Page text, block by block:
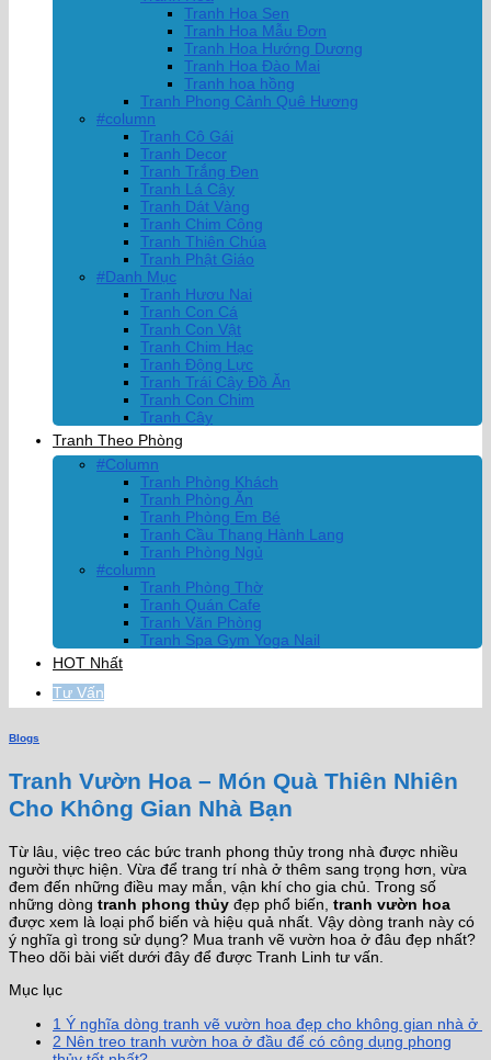
Tranh Hoa Sen
Tranh Hoa Mẫu Đơn
Tranh Hoa Hướng Dương
Tranh Hoa Đào Mai
Tranh hoa hồng
Tranh Phong Cảnh Quê Hương
#column
Tranh Cô Gái
Tranh Decor
Tranh Trắng Đen
Tranh Lá Cây
Tranh Dát Vàng
Tranh Chim Công
Tranh Thiên Chúa
Tranh Phật Giáo
#Danh Mục
Tranh Hươu Nai
Tranh Con Cá
Tranh Con Vật
Tranh Chim Hạc
Tranh Động Lực
Tranh Trái Cây Đồ Ăn
Tranh Con Chim
Tranh Cây
Tranh Theo Phòng
#Column
Tranh Phòng Khách
Tranh Phòng Ăn
Tranh Phòng Em Bé
Tranh Cầu Thang Hành Lang
Tranh Phòng Ngủ
#column
Tranh Phòng Thờ
Tranh Quán Cafe
Tranh Văn Phòng
Tranh Spa Gym Yoga Nail
HOT Nhất
Tư Vấn
Blogs
Tranh Vườn Hoa – Món Quà Thiên Nhiên
Cho Không Gian Nhà Bạn
Từ lâu, việc treo các bức tranh phong thủy trong nhà được nhiều
người thực hiện. Vừa để trang trí nhà ở thêm sang trọng hơn, vừa
đem đến những điều may mắn, vận khí cho gia chủ. Trong số
những dòng tranh phong thủy đẹp phổ biến, tranh vườn hoa
được xem là loại phổ biến và hiệu quả nhất. Vậy dòng tranh này có
ý nghĩa gì trong sử dụng? Mua tranh vẽ vườn hoa ở đâu đẹp nhất?
Theo dõi bài viết dưới đây để được Tranh Linh tư vấn.
Mục lục
1 Ý nghĩa dòng tranh vẽ vườn hoa đẹp cho không gian nhà ở
2 Nên treo tranh vườn hoa ở đầu để có công dụng phong